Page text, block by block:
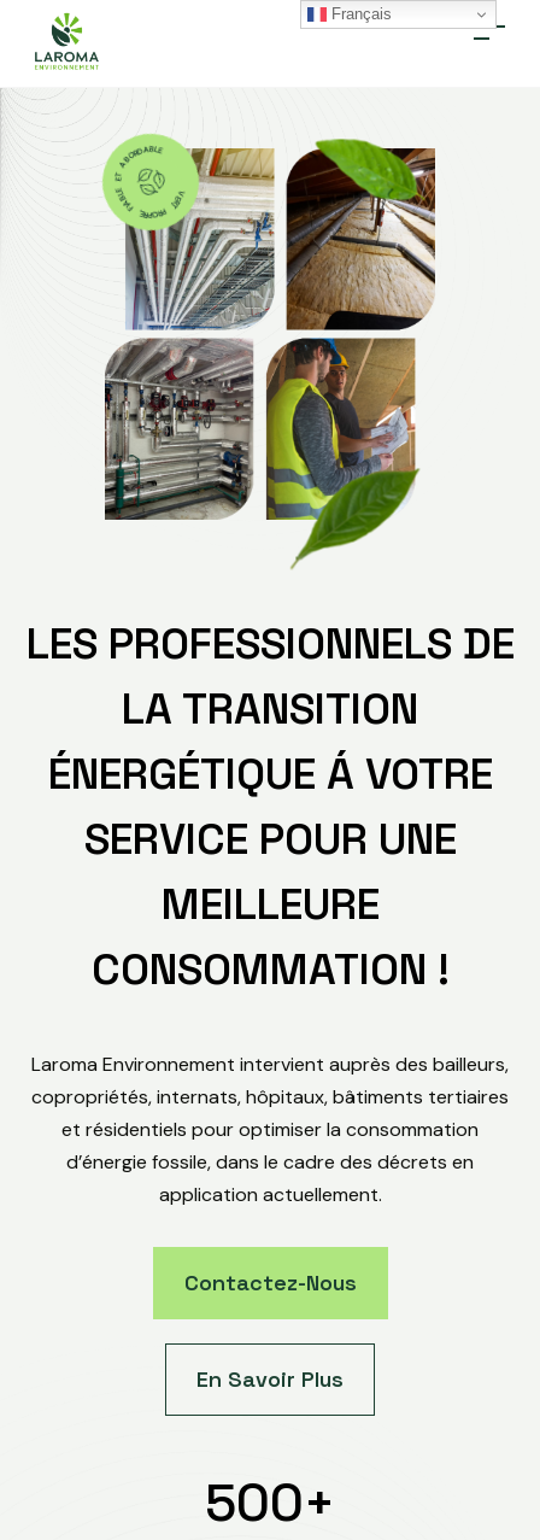
LES PROFESSIONNELS DE
LA TRANSITION
ÉNERGÉTIQUE Á VOTRE
SERVICE POUR UNE
MEILLEURE
CONSOMMATION !
Laroma Environnement intervient auprès des bailleurs,
copropriétés, internats, hôpitaux, bâtiments tertiaires
et résidentiels pour optimiser la consommation
d’énergie fossile, dans le cadre des décrets en
application actuellement.
Contactez-Nous
En Savoir Plus
500+
VERT, PROPRE, FIABLE ET ABORDABLE
Français